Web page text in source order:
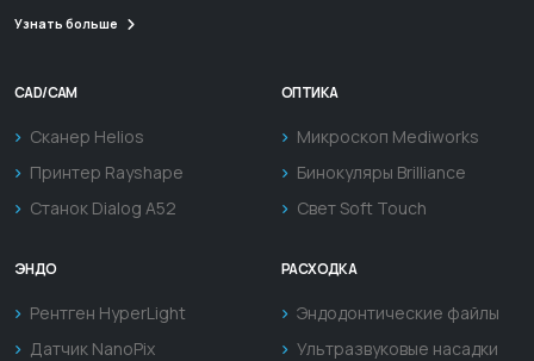
Узнать больше
CAD/CAM
Сканер Helios
Принтер Rayshape
Станок Dialog A52
ОПТИКА
Микроскоп Mediworks
Бинокуляры Brilliance
Свет Soft Touch
ЭНДО
Рентген HyperLight
Датчик NanoPix
РАСХОДКА
Эндодонтические файлы
Ультразвуковые насадки